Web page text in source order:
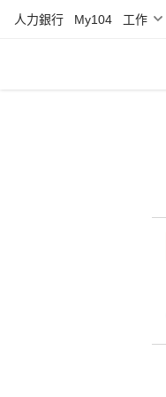
人力銀行 My104 工作